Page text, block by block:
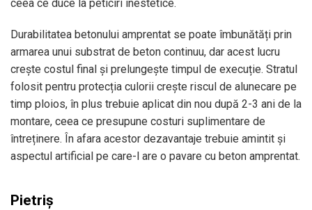
ceea ce duce la peticiri inestetice.
Durabilitatea betonului amprentat se poate îmbunătăți prin
armarea unui substrat de beton continuu, dar acest lucru
crește costul final și prelungește timpul de execuție. Stratul
folosit pentru protecția culorii crește riscul de alunecare pe
timp ploios, în plus trebuie aplicat din nou după 2-3 ani de la
montare, ceea ce presupune costuri suplimentare de
întreținere. În afara acestor dezavantaje trebuie amintit și
aspectul artificial pe care-l are o pavare cu beton amprentat.
Pietriș